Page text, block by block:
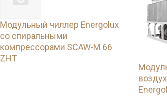
Модульный чиллер Energolux
со спиральными
компрессорами SCAW-M 66
ZHT